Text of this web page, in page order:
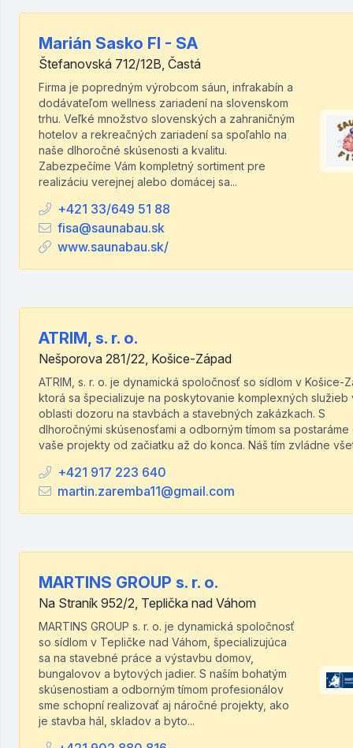
Marián Sasko FI - SA
Štefanovská 712/12B, Častá
Firma je popredným výrobcom sáun, infrakabín a
dodávateľom wellness zariadení na slovenskom
trhu. Veľké množstvo slovenských a zahraničným
hotelov a rekreačných zariadení sa spoľahlo na
naše dlhoročné skúsenosti a kvalitu.
Zabezpečíme Vám kompletný sortiment pre
realizáciu verejnej alebo domácej sa...
+421 33/649 51 88
fisa@saunabau.sk
www.saunabau.sk/
ATRIM, s. r. o.
Nešporova 281/22, Košice-Západ
ATRIM, s. r. o. je dynamická spoločnosť so sídlom v Košice-
ktorá sa špecializuje na poskytovanie komplexných služieb
oblasti dozoru na stavbách a stavebných zakázkach. S
dlhoročnými skúsenosťami a odborným tímom sa postaráme
vaše projekty od začiatku až do konca. Náš tím zvládne
+421 917 223 640
martin.zaremba11@gmail.com
MARTINS GROUP s. r. o.
Na Straník 952/2, Teplička nad Váhom
MARTINS GROUP s. r. o. je dynamická spoločnosť
so sídlom v Tepličke nad Váhom, špecializujúca
sa na stavebné práce a výstavbu domov,
bungalovov a bytových jadier. S naším bohatým
skúsenostiam a odborným tímom profesionálov
sme schopní realizovať aj náročné projekty, ako
je stavba hál, skladov a byto...